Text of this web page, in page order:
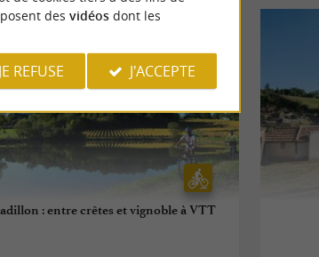
: entre crêtes et vignoble à VTT
des vidéosdont les
JE REFUSE J'ACCEPTE